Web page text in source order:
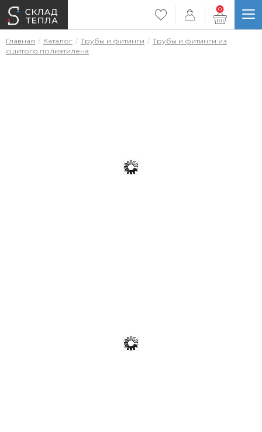
0
Главная Каталог Трубы и фитинги
Трубы и фитинги из
сшитого полиэтилена